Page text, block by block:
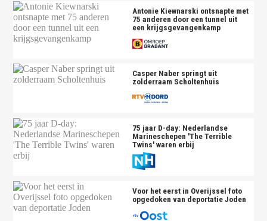
Antonie Kiewnarski ontsnapte met
75 anderen door een tunnel uit
een krijgsgevangenkamp
Casper Naber springt uit
zolderraam Scholtenhuis
75 jaar D-day: Nederlandse
Marineschepen 'The Terrible
Twins' waren erbij
Voor het eerst in Overijssel foto
opgedoken van deportatie Joden